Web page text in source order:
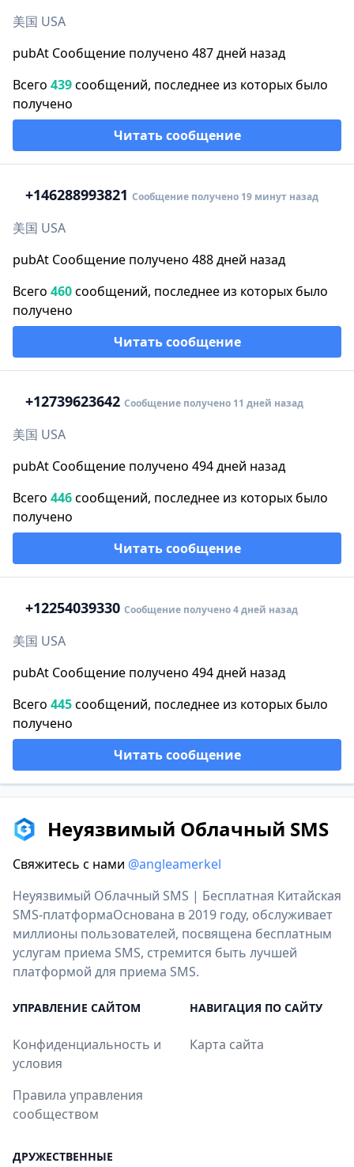
美国 USA
pubAt Сообщение получено 487 дней назад
Всего 439сообщений, последнее из которых было
получено
Читать сообщение
+146288993821 Сообщение получено 19 минут назад
美国 USA
pubAt Сообщение получено 488 дней назад
Всего 460сообщений, последнее из которых было
получено
Читать сообщение
+12739623642 Сообщение получено 11 дней назад
美国 USA
pubAt Сообщение получено 494 дней назад
Всего 446сообщений, последнее из которых было
получено
Читать сообщение
+12254039330 Сообщение получено 4 дней назад
美国 USA
pubAt Сообщение получено 494 дней назад
Всего 445сообщений, последнее из которых было
получено
Читать сообщение
Неуязвимый Облачный SMS
Свяжитесь с нами @angleamerkel
Неуязвимый Облачный SMS | Бесплатная Китайская
SMS-платформаОснована в 2019 году, обслуживает
миллионы пользователей, посвящена бесплатным
услугам приема SMS, стремится быть лучшей
платформой для приема SMS.
УПРАВЛЕНИЕ САЙТОМ
Конфиденциальность и
условия
Правила управления
сообществом
НАВИГАЦИЯ ПО САЙТУ
Карта сайта
ДРУЖЕСТВЕННЫЕ